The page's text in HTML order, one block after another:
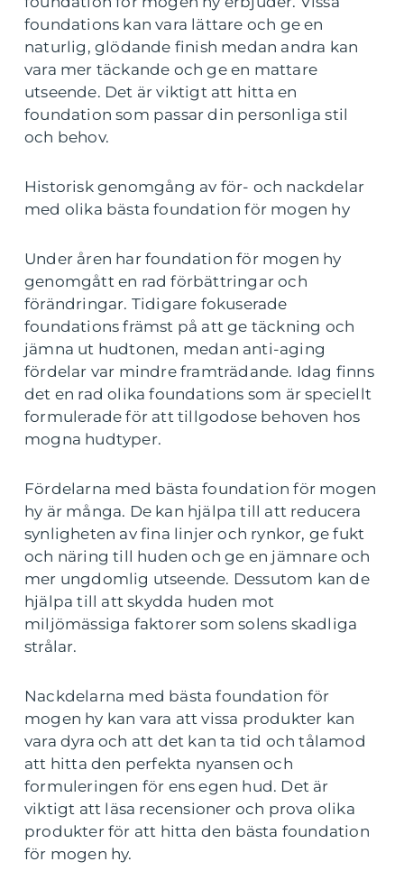
foundations kan vara lättare och ge en
naturlig, glödande finish medan andra kan
vara mer täckande och ge en mattare
utseende. Det är viktigt att hitta en
foundation som passar din personliga stil
och behov.
Historisk genomgång av för- och nackdelar
med olika bästa foundation för mogen hy
Under åren har foundation för mogen hy
genomgått en rad förbättringar och
förändringar. Tidigare fokuserade
foundations främst på att ge täckning och
jämna ut hudtonen, medan anti-aging
fördelar var mindre framträdande. Idag finns
det en rad olika foundations som är speciellt
formulerade för att tillgodose behoven hos
mogna hudtyper.
Fördelarna med bästa foundation för mogen
hy är många. De kan hjälpa till att reducera
synligheten av fina linjer och rynkor, ge fukt
och näring till huden och ge en jämnare och
mer ungdomlig utseende. Dessutom kan de
hjälpa till att skydda huden mot
miljömässiga faktorer som solens skadliga
strålar.
Nackdelarna med bästa foundation för
mogen hy kan vara att vissa produkter kan
vara dyra och att det kan ta tid och tålamod
att hitta den perfekta nyansen och
formuleringen för ens egen hud. Det är
viktigt att läsa recensioner och prova olika
produkter för att hitta den bästa foundation
för mogen hy.